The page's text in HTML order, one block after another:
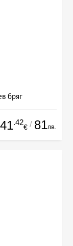
бряг
41.42
€ / 81лв.